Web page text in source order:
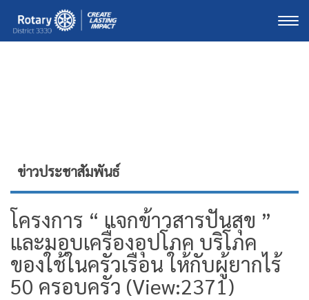
ข่าวประชาสัมพันธ์
โครงการ “ แจกข้าวสารปันสุข ”
และมอบเครื่องอุปโภค บริโภค
ของใช้ในครัวเรือน ให้กับผู้ยากไร้
50 ครอบครัว (View:2371)